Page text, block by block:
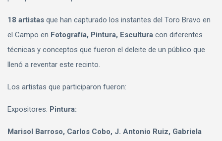
18 artistas que han capturado los instantes del Toro Bravo en
el Campo en Fotografía, Pintura, Escultura con diferentes
técnicas y conceptos que fueron el deleite de un público que
llenó a reventar este recinto.
Los artistas que participaron fueron:
Expositores. Pintura:
Marisol Barroso, Carlos Cobo, J. Antonio Ruiz, Gabriela